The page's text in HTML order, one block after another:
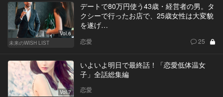
Vol.6
未来のWISH LIST
デートで80万円使う43歳・経営者の男。タ
クシーで行ったお店で、25歳女性は大変貌
を遂げ…
恋愛 25
Vol.7
いよいよ明日で最終話！「恋愛低体温女
子」全話総集編
恋愛